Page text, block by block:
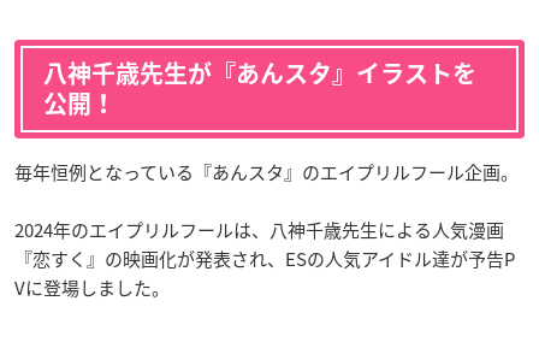
八神千歳先生が『あんスタ』イラストを
公開！
毎年恒例となっている『あんスタ』のエイプリルフール企画。
2024年のエイプリルフールは、八神千歳先生による人気漫画
『恋すく』の映画化が発表され、ESの人気アイドル達が予告P
Vに登場しました。